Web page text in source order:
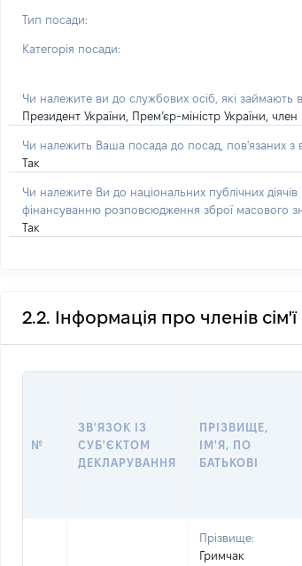
Тип посади:
Категорія посади:
Чи належите ви до службових осіб, які займають
Президент України, Прем’єр-міністр України,
Чи належить Ваша посада до посад, пов'язаних з
Так
Чи належите Ви до національних публічних
фінансуванню розповсюдження зброї масового
Так
2.2. Інформація про членів
№
ЗВ'ЯЗОК ІЗ
СУБ'ЄКТОМ
ДЕКЛАРУВАННЯ
ПРІЗВИЩЕ,
ІМ'Я, ПО
БАТЬКОВІ
Прізвище:
Гримчак